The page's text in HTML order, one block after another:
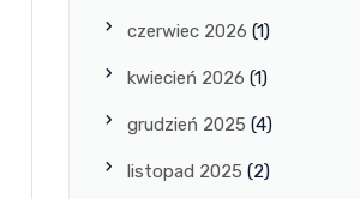
czerwiec 2026 (1)
kwiecień 2026 (1)
grudzień 2025 (4)
listopad 2025 (2)